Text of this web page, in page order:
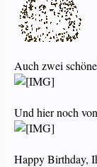
Auch zwei
Und hier noch
Happy Birthday,